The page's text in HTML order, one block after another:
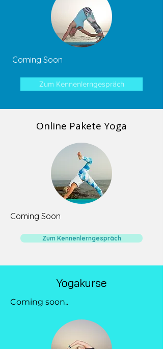
Coming Soon
Zum Kennenlerngespräch
Online Pakete Yoga
Coming Soon
Zum Kennenlerngespräch
Yogakurse
Coming soon..